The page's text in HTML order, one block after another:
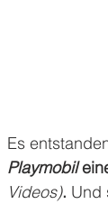
Es
Playmobil
Videos). Und